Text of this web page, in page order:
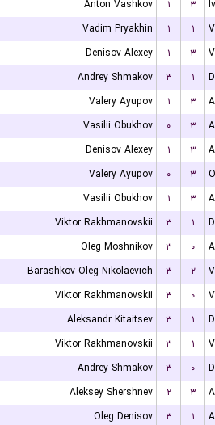
Anton Vashkov
۱ ۳
Vadim Pryakhin
۱ ۱
Denisov Alexey
۱ ۳
Andrey Shmakov
۳ ۱
Valery Ayupov
۱ ۳
Vasilii Obukhov
۰ ۳
Denisov Alexey
۱ ۳
Valery Ayupov
۰ ۳
Vasilii Obukhov
۱ ۳
Viktor Rakhmanovskii
۳ ۱
Oleg Moshnikov
۳ ۰
Barashkov Oleg Nikolaevich
۳ ۲
Viktor Rakhmanovskii
۳ ۰
Aleksandr Kitaitsev
۳ ۱
Viktor Rakhmanovskii
۳ ۱
Andrey Shmakov
۳ ۰
Aleksey Shershnev
۲ ۳
Oleg Denisov
۳ ۱